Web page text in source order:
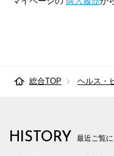
総合TOP ヘルス・
HISTORY 最近ご覧